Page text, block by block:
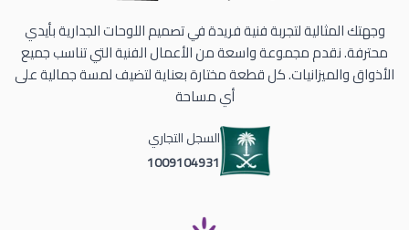
وجهتك المثالية لتجربة فنية فريدة في تصميم اللوحات الجدارية بأيدي
محترفة. نقدم مجموعة واسعة من الأعمال الفنية التي تناسب جميع
الأذواق والميزانيات. كل قطعة مختارة بعناية لتضيف لمسة جمالية على
أي مساحة
السجل التجاري
1009104931